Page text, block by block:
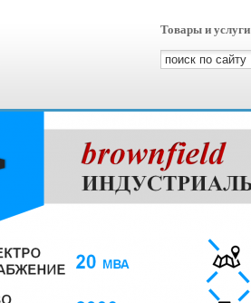
Товары и услуги